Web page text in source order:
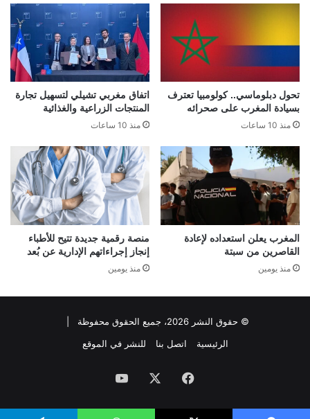
تحول دبلوماسي.. كولومبيا تعترف
بسيادة المغرب على صحرائه
منذ 10 ساعات
اتفاق مغربي تشيلي لتسهيل تجارة
المنتجات الزراعية والغذائية
منذ 10 ساعات
المغرب يعلن استعداده لإعادة
القاصرين من سبتة
منذ يومين
منصة رقمية جديدة تتيح للأطباء
إنجاز إجراءاتهم الإدارية عن بُعد
منذ يومين
© حقوق النشر 2026، جميع الحقوق محفوظة |
الرئيسية
اتصل بنا للنشر في الموقع
فيسبوك